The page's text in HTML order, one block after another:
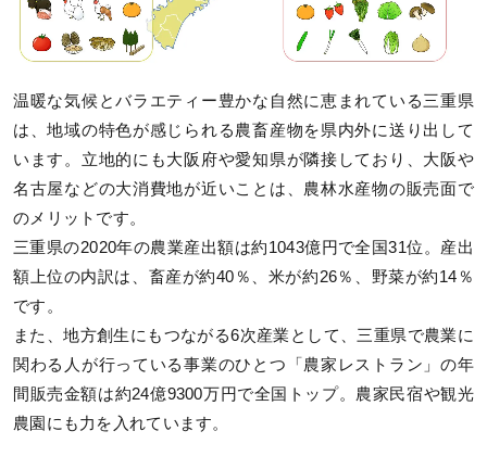
温暖な気候とバラエティー豊かな自然に恵まれている三重県
は、地域の特色が感じられる農畜産物を県内外に送り出して
います。立地的にも大阪府や愛知県が隣接しており、大阪や
名古屋などの大消費地が近いことは、農林水産物の販売面で
のメリットです。
三重県の2020年の農業産出額は約1043億円で全国31位。産出
額上位の内訳は、畜産が約40％、米が約26％、野菜が約14％
です。
また、地方創生にもつながる6次産業として、三重県で農業に
関わる人が行っている事業のひとつ「農家レストラン」の年
間販売金額は約24億9300万円で全国トップ。農家民宿や観光
農園にも力を入れています。